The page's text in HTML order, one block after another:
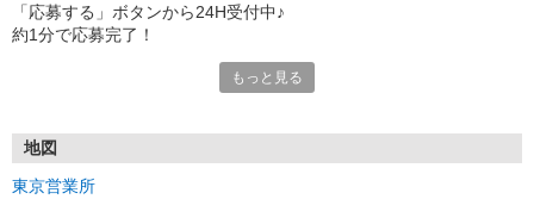
「応募する」ボタンから24H受付中♪
約1分で応募完了！
①応募から3営業日を目安に、メールorお電話でご連絡します。
もっと見る
地図
東京営業所